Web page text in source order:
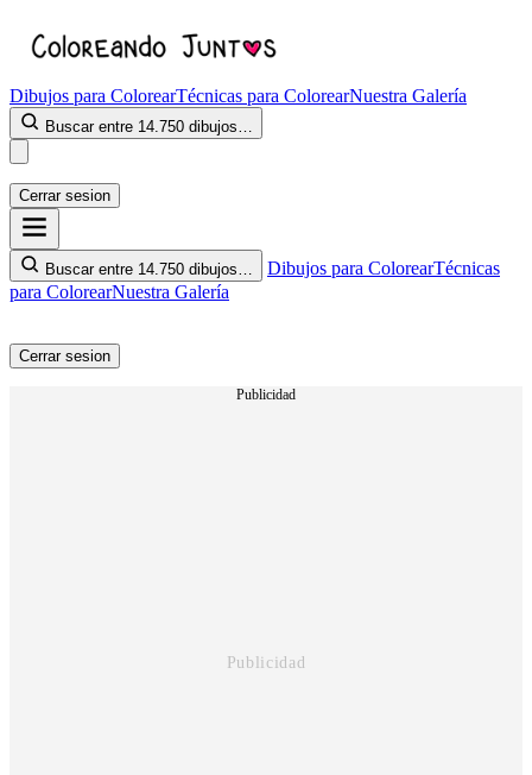
Dibujos para ColorearTécnicas para ColorearNuestra Galería
Buscar entre 14.750 dibujos…
Cerrar sesion
Buscar entre 14.750 dibujos… Dibujos para ColorearTécnicas
para ColorearNuestra Galería
Cerrar sesion
Publicidad